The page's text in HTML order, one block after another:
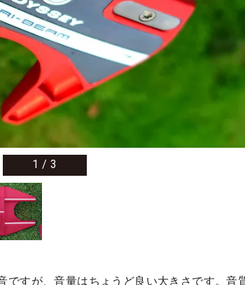
1 /3
ですが、音量はちょうど良い大きさです。音